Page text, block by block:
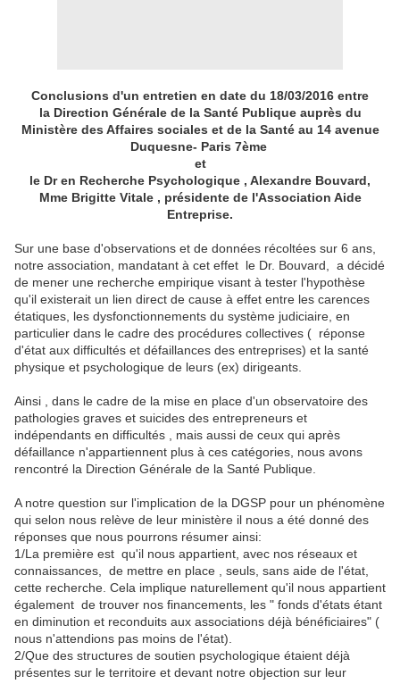
Conclusions d'un entretien en date du 18/03/2016 entre
la Direction Générale de la Santé Publique auprès du
Ministère des Affaires sociales et de la Santé au 14 avenue
Duquesne- Paris 7ème
et
le Dr en Recherche Psychologique , Alexandre Bouvard,
Mme Brigitte Vitale , présidente de l'Association Aide
Entreprise.
Sur une base d'observations et de données récoltées sur 6 ans,
notre association, mandatant à cet effet le Dr. Bouvard, a décidé
de mener une recherche empirique visant à tester l'hypothèse
qu'il existerait un lien direct de cause à effet entre les carences
étatiques, les dysfonctionnements du système judiciaire, en
particulier dans le cadre des procédures collectives ( réponse
d'état aux difficultés et défaillances des entreprises) et la santé
physique et psychologique de leurs (ex) dirigeants.
Ainsi , dans le cadre de la mise en place d'un observatoire des
pathologies graves et suicides des entrepreneurs et
indépendants en difficultés , mais aussi de ceux qui après
défaillance n'appartiennent plus à ces catégories, nous avons
rencontré la Direction Générale de la Santé Publique.
A notre question sur l'implication de la DGSP pour un phénomène
qui selon nous relève de leur ministère il nous a été donné des
réponses que nous pourrons résumer ainsi:
1/La première est qu'il nous appartient, avec nos réseaux et
connaissances, de mettre en place , seuls, sans aide de l'état,
cette recherche. Cela implique naturellement qu'il nous appartient
également de trouver nos financements, les " fonds d'états étant
en diminution et reconduits aux associations déjà bénéficiaires" (
nous n'attendions pas moins de l'état).
2/Que des structures de soutien psychologique étaient déjà
présentes sur le territoire et devant notre objection sur leur